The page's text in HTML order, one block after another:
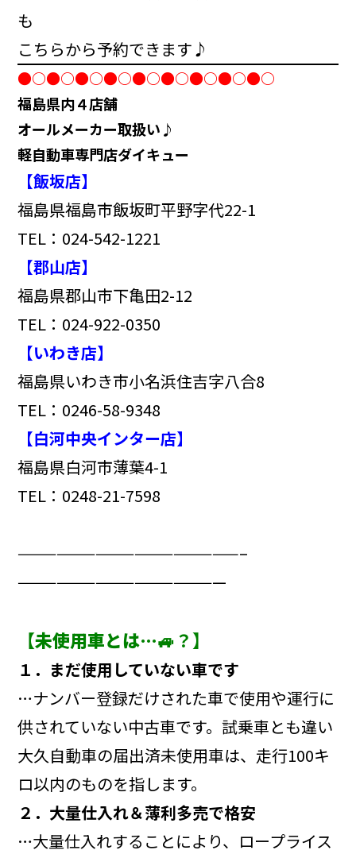
も
こちらから予約できます♪
●○●○●○●○●○●○●○●○●○
福島県内４店舗
オールメーカー取扱い♪
軽自動車専門店ダイキュー
【飯坂店】
福島県福島市飯坂町平野字代22-1
TEL：024-542-1221
【郡山店】
福島県郡山市下亀田2-12
TEL：024-922-0350
【いわき店】
福島県いわき市小名浜住吉字八合8
TEL：0246-58-9348
【白河中央インター店】
福島県白河市薄葉4-1
TEL：0248-21-7598
—————————————————–
————————————————
【未使用車とは…🚙？】
１．まだ使用していない車です
…ナンバー登録だけされた車で使用や運行に
供されていない中古車です。試乗車とも違い
大久自動車の届出済未使用車は、走行100キ
ロ以内のものを指します。
２．大量仕入れ＆薄利多売で格安
…大量仕入れすることにより、ロープライス